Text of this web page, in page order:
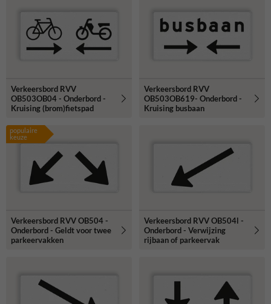
Verkeersbord RVV
OB503OB04 - Onderbord -
Kruising (brom)fietspad
Verkeersbord RVV
OB503OB619- Onderbord -
Kruising busbaan
populaire
keuze
Verkeersbord RVV OB504 -
Onderbord - Geldt voor twee
parkeervakken
Verkeersbord RVV OB504l -
Onderbord - Verwijzing
rijbaan of parkeervak